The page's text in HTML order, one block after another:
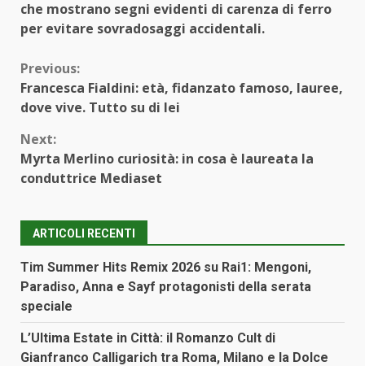
che mostrano segni evidenti di carenza di ferro
per evitare sovradosaggi accidentali.
Continue
Reading
Previous:
Francesca Fialdini: età, fidanzato famoso, lauree,
dove vive. Tutto su di lei
Next:
Myrta Merlino curiosità: in cosa è laureata la
conduttrice Mediaset
ARTICOLI RECENTI
Tim Summer Hits Remix 2026 su Rai1: Mengoni,
Paradiso, Anna e Sayf protagonisti della serata
speciale
L’Ultima Estate in Città: il Romanzo Cult di
Gianfranco Calligarich tra Roma, Milano e la Dolce